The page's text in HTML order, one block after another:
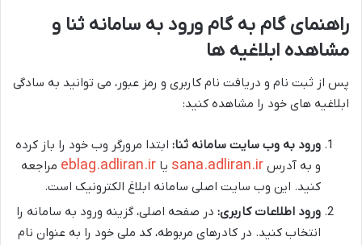
راهنمای گام به گام ورود به سامانه ثنا و
مشاهده ابلاغیه ها
پس از ثبت نام و دریافت نام کاربری و رمز عبور، می توانید به سادگی
ابلاغیه های خود را مشاهده کنید:
ورود به وب سایت سامانه ثنا: ابتدا مرورگر وب خود را باز کرده
و به آدرس sana.adliran.ir یا eblag.adliran.ir مراجعه
کنید. این وب سایت اصلی سامانه ابلاغ الکترونیک است.
ورود اطلاعات کاربری: در صفحه اصلی، گزینه ورود به سامانه را
انتخاب کنید. در کادرهای مربوطه، کد ملی خود را به عنوان نام